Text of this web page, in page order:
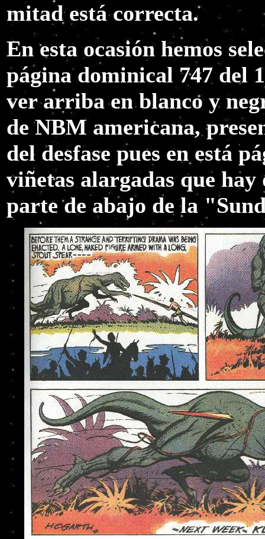
mitad está correcta.
En esta ocasión hemos
página dominical 747 del
ver arriba en blanco y
de NBM americana,
del desfase pues en está
viñetas alargadas que
parte de abajo de la